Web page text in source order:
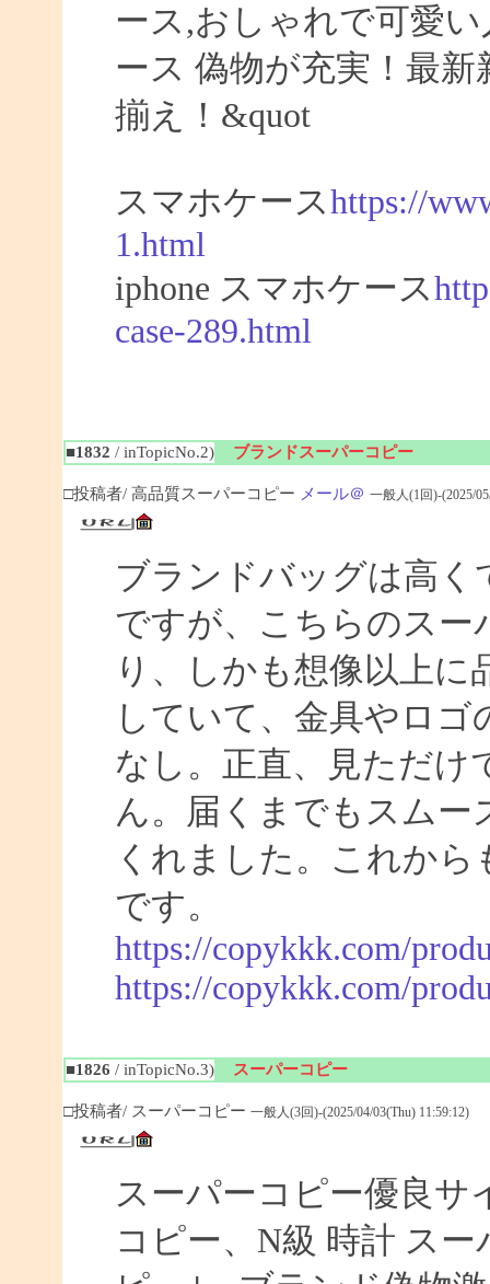
ース,おしゃれで可愛
ース 偽物が充実！最新
揃え！&quot
スマホケースhttps://
1.html
iphone スマホケース
case-289.html
■1832 / inTopicNo.2) ブランドスーパーコピー
□投稿者/ 高品質スーパーコピー メール＠ 一般人(1回)-(2025/
ブランドバッグは高
ですが、こちらのスー
り、しかも想像以上
していて、金具やロ
なし。正直、見ただけ
ん。届くまでもスムー
くれました。これか
です。
https://copykkk.com/
https://copykkk.com/
■1826 / inTopicNo.3) スーパーコピー
□投稿者/ スーパーコピー 一般人(3回)-(2025/04/03(Thu) 11:59:12)
スーパーコピー優良サ
コピー、N級 時計 ス